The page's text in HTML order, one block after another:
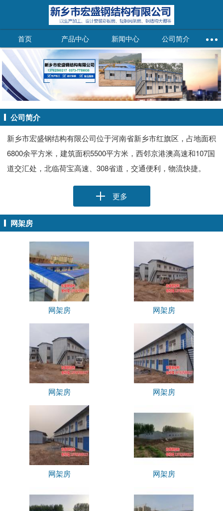
首页 产品中心 新闻中心 公司简介
公司简介
新乡市宏盛钢结构有限公司位于河南省新乡市红旗区，占地面积
6800余平方米，建筑面积5500平方米，西邻京港澳高速和107国
道交汇处，北临荷宝高速、308省道，交通便利，物流快捷。
更多
网架房
网架房 网架房
网架房 网架房
网架房 网架房